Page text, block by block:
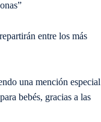
entre los más
una mención
bebés, gracias a las